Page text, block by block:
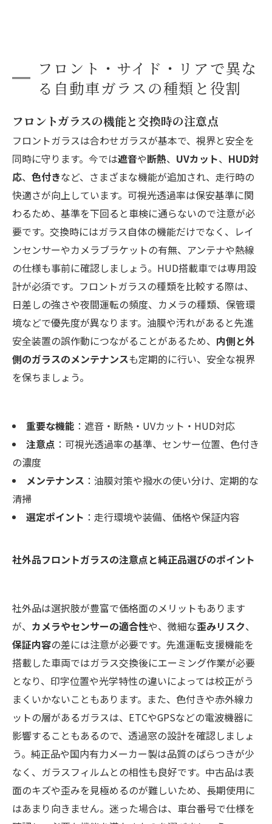
フロント・サイド・リアで異な
る自動車ガラスの種類と役割
フロントガラスの機能と交換時の注意点
フロントガラスは合わせガラスが基本で、視界と安全を
同時に守ります。今では遮音や断熱、 UVカット、 HUD対
応、 色付きなど、さまざまな機能が追加され、走行時の
快適さが向上しています。可視光透過率は保安基準に関
わるため、基準を下回ると車検に通らないので注意が必
要です。交換時にはガラス自体の機能だけでなく、レイ
ンセンサーやカメラブラケットの有無、アンテナや熱線
の仕様も事前に確認しましょう。HUD搭載車では専用設
計が必須です。フロントガラスの種類を比較する際は、
日差しの強さや夜間運転の頻度、カメラの種類、保管環
境などで優先度が異なります。油膜や汚れがあると先進
安全装置の誤作動につながることがあるため、 内側と外
側のガラスのメンテナンスも定期的に行い、安全な視界
を保ちましょう。
重要な機能 ：遮音・断熱・UVカット・HUD対応
注意点 ：可視光透過率の基準、センサー位置、色付き
の濃度
メンテナンス ：油膜対策や撥水の使い分け、定期的な
清掃
選定ポイント ：走行環境や装備、価格や保証内容
社外品フロントガラスの注意点と純正品選びのポイント
社外品は選択肢が豊富で価格面のメリットもあります
が、 カメラやセンサーの適合性や、微細な歪みリスク、
保証内容の差には注意が必要です。先進運転支援機能を
搭載した車両ではガラス交換後にエーミング作業が必要
となり、印字位置や光学特性の違いによっては校正がう
まくいかないこともあります。また、色付きや赤外線カ
ットの層があるガラスは、ETCやGPSなどの電波機器に
影響することもあるので、透過窓の設計を確認しましょ
う。純正品や国内有力メーカー製は品質のばらつきが少
なく、ガラスフィルムとの相性も良好です。中古品は表
面のキズや歪みを見極めるのが難しいため、長期使用に
はあまり向きません。迷った場合は、車台番号で仕様を